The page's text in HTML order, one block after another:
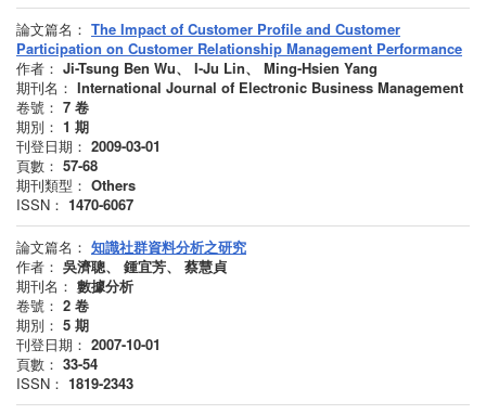
論文篇名： The Impact of Customer Profile and Customer
Participation on Customer Relationship Management Performance
作者： Ji-Tsung Ben Wu、 I-Ju Lin、 Ming-Hsien Yang
期刊名： International Journal of Electronic Business Management
卷號： 7 卷
期別： 1 期
刊登日期： 2009-03-01
頁數： 57-68
期刊類型： Others
ISSN： 1470-6067
論文篇名： 知識社群資料分析之研究
作者： 吳濟聰、 鍾宜芳、 蔡慧貞
期刊名： 數據分析
卷號： 2 卷
期別： 5 期
刊登日期： 2007-10-01
頁數： 33-54
ISSN： 1819-2343